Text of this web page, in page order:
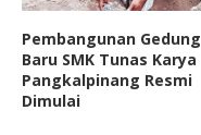
Pembangunan Gedung
Baru SMK Tunas Karya
Pangkalpinang Resmi
Dimulai